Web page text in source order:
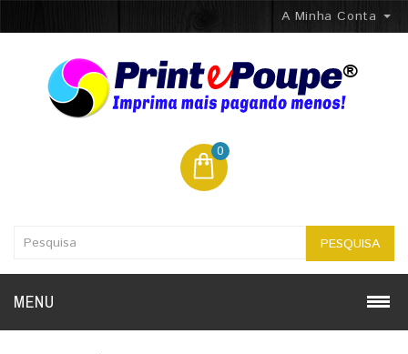
A Minha Conta
0
PESQUISA
MENU